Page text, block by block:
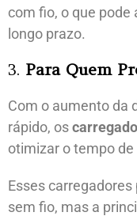
com fio, o que
longo prazo.
3. Para Quem
Com o aumento da
rápido, os
otimizar o tempo de
Esses
sem fio, mas a